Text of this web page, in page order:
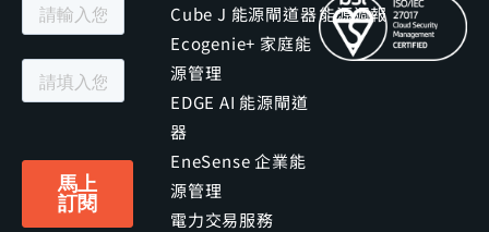
Cube J 能源閘道器
Ecogenie+ 家庭能
源管理
EDGE AI 能源閘道
器
EneSense 企業能
源管理
電力交易服務
能源週報